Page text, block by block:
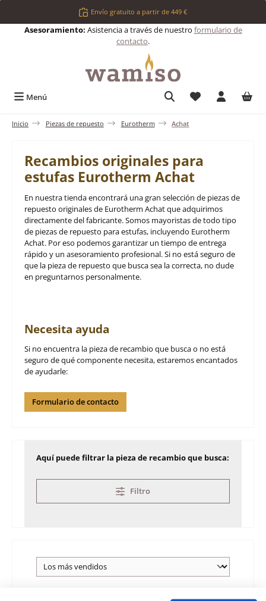
Saltar al contenido principalEnvío gratuito a partir de 449 €
Asesoramiento: Asistencia a través de nuestro formulario de
contacto.
Menú Tienes 0
Inicio Piezas de repuesto Eurotherm Achat
Recambios originales para
estufas Eurotherm Achat
En nuestra tienda encontrará una gran selección de piezas de
repuesto originales de Eurotherm Achat que adquirimos
directamente del fabricante. Somos mayoristas de todo tipo
de piezas de repuesto para estufas, incluyendo Eurotherm
Achat. Por eso podemos garantizar un tiempo de entrega
rápido y un asesoramiento profesional. Si no está seguro de
que la pieza de repuesto que busca sea la correcta, no dude
en preguntarnos personalmente.
Necesita ayuda
Si no encuentra la pieza de recambio que busca o no está
seguro de qué componente necesita, estaremos encantados
de ayudarle:
Formulario de contacto
Aquí puede filtrar la pieza de recambio que busca:
Filtro